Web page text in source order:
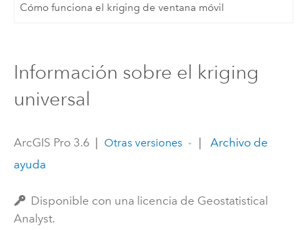
Cómo funciona el kriging de ventana móvil
Información sobre el kriging
universal
ArcGIS Pro 3.6 Otras versiones
Archivo de
ayuda
Disponible con una licencia de Geostatistical
Analyst.